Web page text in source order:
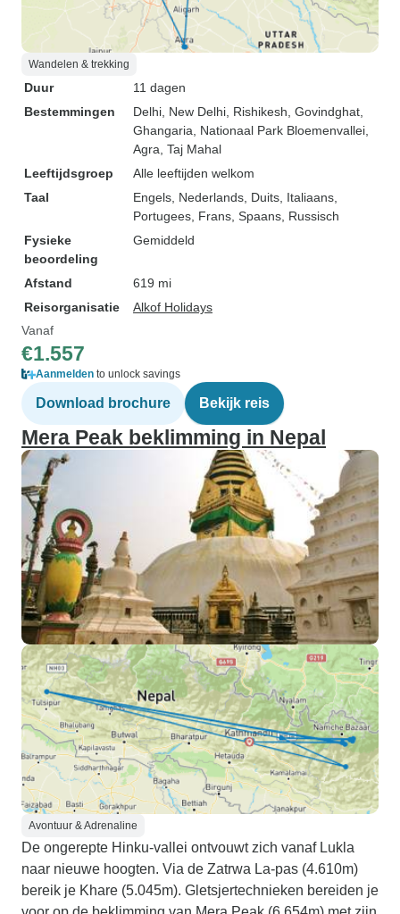
Wandelen & trekking
Duur
11 dagen
Bestemmingen
Delhi , New Delhi , Rishikesh , Govindghat
Ghangaria , Nationaal Park Bloemenvallei
Agra , Taj Mahal
Leeftijdsgroep
Alle leeftijden welkom
Taal
Engels, Nederlands, Duits, Italiaans,
Portugees, Frans, Spaans, Russisch
Fysieke
beoordeling
Gemiddeld
Afstand
619 mi
Reisorganisatie
Alkof Holidays
Vanaf
€1.557
Aanmelden to unlock savings
Download brochure Bekijk reis
Mera Peak beklimming in Nepal
Avontuur & Adrenaline
De ongerepte Hinku-vallei ontvouwt zich vanaf Lukla
naar nieuwe hoogten. Via de Zatrwa La-pas (4.610m)
bereik je Khare (5.045m). Gletsjertechnieken bereiden je